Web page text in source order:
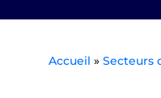
Accueil » Secteurs